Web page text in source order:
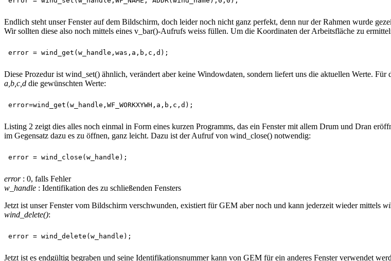
Endlich steht unser Fenster auf dem Bildschirm, doch leider noch nicht ganz perfekt, denn nur der Rahmen wurde
Wir sollten diese also noch mittels eines v_bar()-Aufrufs weiss füllen. Um die Koordinaten der Arbeitsfläche zu
Diese Prozedur ist wind_set() ähnlich, verändert aber keine Windowdaten, sondern liefert uns die aktuellen Werte.
a,b,c,d die gewünschten Werte:
Listing 2 zeigt dies alles noch einmal in Form eines kurzen Programms, das ein Fenster mit allem Drum und Dran
im Gegensatz dazu es zu öffnen, ganz leicht. Dazu ist der Aufruf von wind_close() notwendig:
error: 0, falls Fehler
w_handle : Identifikation des zu schließenden Fensters
Jetzt ist unser Fenster vom Bildschirm verschwunden, existiert für GEM aber noch und kann jederzeit wieder mittels
wind_delete():
Jetzt ist es endgültig begraben und seine Identifikationsnummer kann von GEM für ein anderes Fenster verwendet